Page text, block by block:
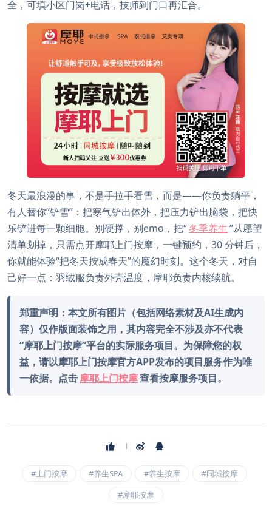
全，可填小区门岗+电话，技师到门口再汇合。
冬天最浪漫的事，不是手拉手看雪，而是——你负责躺平，
有人替你“铲雪”：把寒气铲出体外，把压力铲出脑袋，把快
乐铲进每一颗细胞。别硬撑，别emo，把“冬季养生”从愿望
清单划掉，只需点开摩耶上门按摩，一键预约，30 分钟后，
你就能体验“把冬天按成春天”的魔幻时刻。这个冬天，对自
己好一点：羽绒服负责外壳温度，摩耶负责内核续航。
郑重声明：本文所有图片（包括网络素材及AI生成内
容）仅作版面装饰之用，其内容完全不涉及亦不代表
“摩耶上门按摩”平台的实际服务项目。为保障您的权
益，请以摩耶上门按摩官方APP发布的项目服务作为唯
一依据。点击摩耶上门按摩查看按摩服务项目。
#上门按摩 #养生SPA #养生按摩
#同城按摩
#摩耶按摩